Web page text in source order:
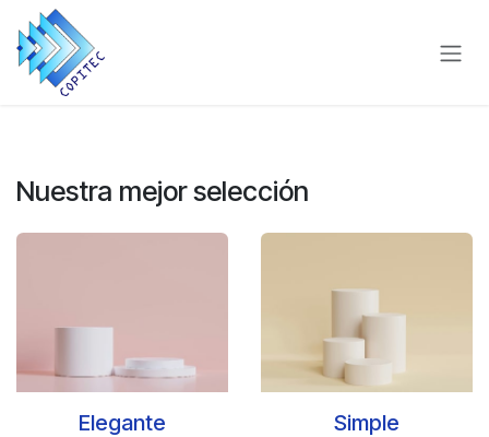
Ir al contenido
Nuestra mejor selección
Elegante Simple